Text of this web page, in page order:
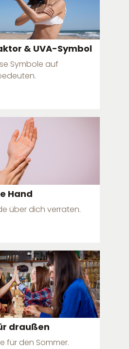
& UVA-Symbol
Symbole auf
Hand
über dich verraten.
draußen
für den Sommer.